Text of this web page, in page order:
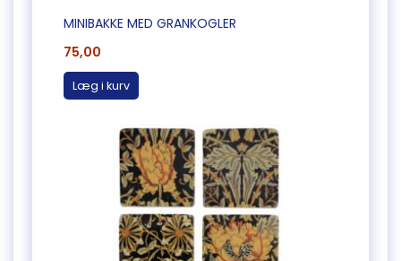
MINIBAKKE MED GRANKOGLER
75,00
Læg i kurv